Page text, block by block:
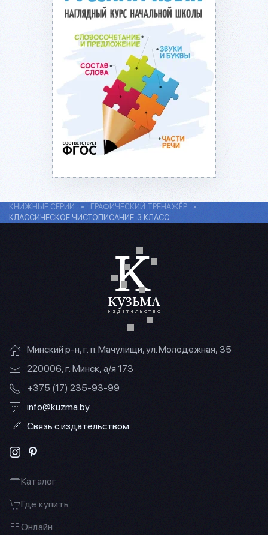
Подробнее...
КНИЖНЫЕ СЕРИИ
ГРАФИЧЕСКИЙ ТРЕНАЖЁР
КЛАССИЧЕСКОЕ ЧИСТОПИСАНИЕ. 3 КЛАСС
Минский р-н, г. п. Мачулищи, ул. Молодежная, 35
220006, г. Минск, а/я 173
+375 (17) 235-93-99
info@kuzma.by
Связь с издательством
Каталог
Где купить
Онлайн